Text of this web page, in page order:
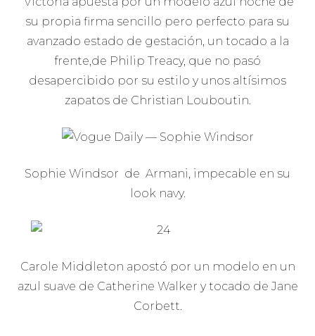
su propia firma sencillo pero perfecto para su
avanzado estado de gestación, un tocado a la
frente,de Philip Treacy, que no pasó
desapercibido por su estilo y unos altísimos
zapatos de Christian Louboutin.
Sophie Windsor de Armani, impecable en su
look navy.
Carole Middleton apostó por un modelo en un
azul suave de Catherine Walker y tocado de Jane
Corbett.